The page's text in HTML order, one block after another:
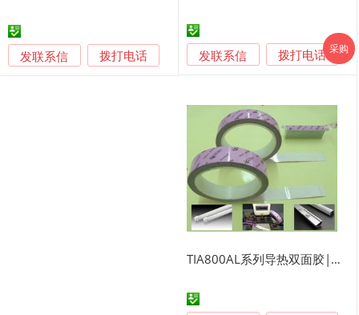
发联系信 拨打电话 发联系信 拨打电话
TIA800AL系列导热双面胶|铝箔导热胶带
采购